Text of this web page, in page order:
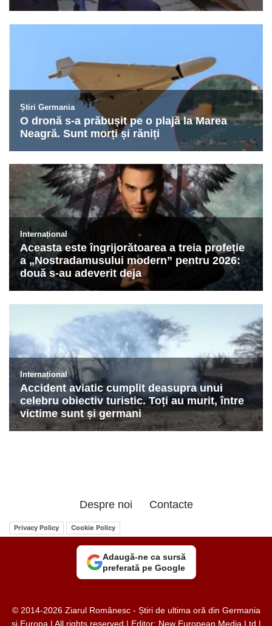
Despre noi Contacte
Privacy Policy Cookie Policy
Adaugă-ne ca sursă
preferată pe Google
© 2014-2026 Ziarul Românesc - Știri de ultima oră din Germania
și Europa | All rights reserved | Editor: New European Media Ltd |